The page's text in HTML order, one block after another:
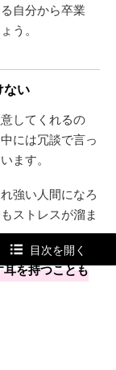
自分から卒業
う。
ない
してくれるの
には冗談で言っ
ます。
強い人間になろ
ストレスが溜ま
を持つことも
目次を開く